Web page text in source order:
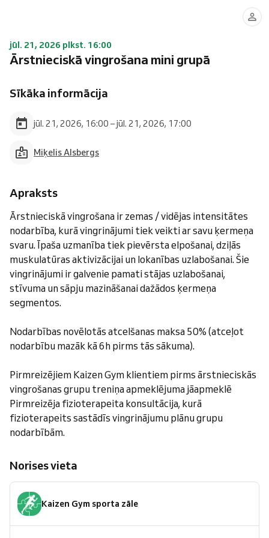
jūl. 21, 2026 plkst. 16:00
Ārstnieciskā vingrošana mini grupā
Sīkāka informācija
jūl. 21, 2026, 16:00 – jūl. 21, 2026, 17:00
Miķelis Alsbergs
Apraksts
Ārstnieciskā vingrošana ir zemas / vidējas intensitātes
nodarbība, kurā vingrinājumi tiek veikti ar savu ķermeņa
svaru. Īpaša uzmanība tiek pievērsta elpošanai, dziļās
muskulatūras aktivizācijai un lokanības uzlabošanai. Šie
vingrinājumi ir galvenie pamati stājas uzlabošanai,
stīvuma un sāpju mazināšanai dažādos ķermeņa
segmentos.
Nodarbības novēlotās atcelšanas maksa 50% (atceļot
nodarbību mazāk kā 6h pirms tās sākuma).
Pirmreizējiem Kaizen Gym klientiem pirms ārstnieciskās
vingrošanas grupu treniņa apmeklējuma jāapmeklē
Pirmreizēja fizioterapeita konsultācija, kurā
fizioterapeits sastādīs vingrinājumu plānu grupu
nodarbībām.
Norises vieta
Kaizen Gym sporta zāle